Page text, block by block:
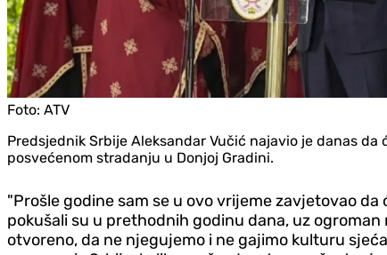
Foto: ATV
Predsjednik Srbije Aleksandar Vučić najavio je danas
posvećenom stradanju u Donjoj Gradini.
"Prošle godine sam se u ovo vrijeme zavjetovao
pokušali su u prethodnih godinu dana, uz
otvoreno, da ne njegujemo i ne gajimo kulturu